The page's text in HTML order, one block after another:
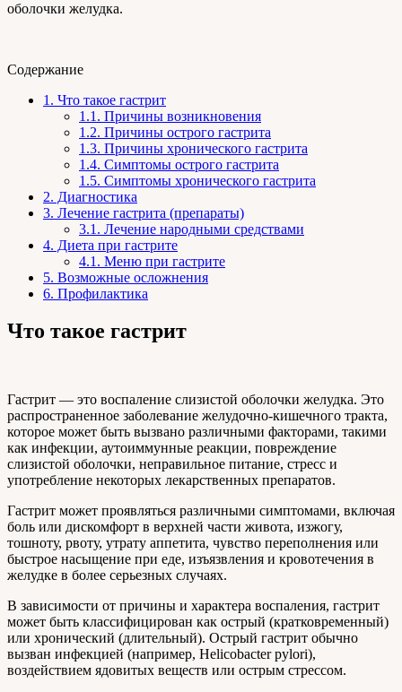
оболочки желудка.
Содержание
1. Что такое гастрит
1.1. Причины возникновения
1.2. Причины острого гастрита
1.3. Причины хронического гастрита
1.4. Симптомы острого гастрита
1.5. Симптомы хронического гастрита
2. Диагностика
3. Лечение гастрита (препараты)
3.1. Лечение народными средствами
4. Диета при гастрите
4.1. Меню при гастрите
5. Возможные осложнения
6. Профилактика
Что такое гастрит
Гастрит — это воспаление слизистой оболочки желудка. Это
распространенное заболевание желудочно-кишечного тракта,
которое может быть вызвано различными факторами, такими
как инфекции, аутоиммунные реакции, повреждение
слизистой оболочки, неправильное питание, стресс и
употребление некоторых лекарственных препаратов.
Гастрит может проявляться различными симптомами, включая
боль или дискомфорт в верхней части живота, изжогу,
тошноту, рвоту, утрату аппетита, чувство переполнения или
быстрое насыщение при еде, изъязвления и кровотечения в
желудке в более серьезных случаях.
В зависимости от причины и характера воспаления, гастрит
может быть классифицирован как острый (кратковременный)
или хронический (длительный). Острый гастрит обычно
вызван инфекцией (например, Helicobacter pylori),
воздействием ядовитых веществ или острым стрессом.